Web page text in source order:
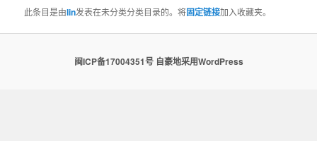
此条目是由lin发表在未分类分类目录的。将固定链接加入收藏夹。
闽ICP备17004351号 自豪地采用WordPress